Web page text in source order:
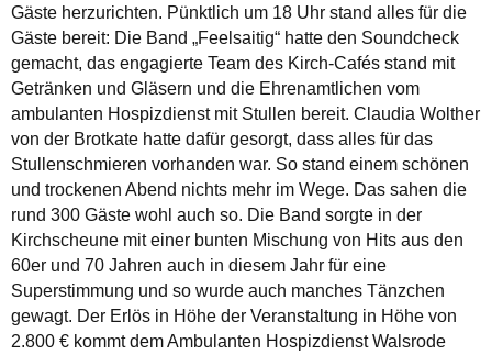
Gäste herzurichten. Pünktlich um 18 Uhr stand alles für die
Gäste bereit: Die Band „Feelsaitig“ hatte den Soundcheck
gemacht, das engagierte Team des Kirch-Cafés stand mit
Getränken und Gläsern und die Ehrenamtlichen vom
ambulanten Hospizdienst mit Stullen bereit. Claudia Wolther
von der Brotkate hatte dafür gesorgt, dass alles für das
Stullenschmieren vorhanden war. So stand einem schönen
und trockenen Abend nichts mehr im Wege. Das sahen die
rund 300 Gäste wohl auch so. Die Band sorgte in der
Kirchscheune mit einer bunten Mischung von Hits aus den
60er und 70 Jahren auch in diesem Jahr für eine
Superstimmung und so wurde auch manches Tänzchen
gewagt. Der Erlös in Höhe der Veranstaltung in Höhe von
2.800 € kommt dem Ambulanten Hospizdienst Walsrode